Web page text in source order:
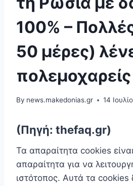
100% –
50 μέρες)
By news.makedonias.gr 14
(Πηγή: thefaq.gr)
Τα απαραίτητα cookies
απαραίτητα για να
ιστότοπος. Αυτά τα cookies